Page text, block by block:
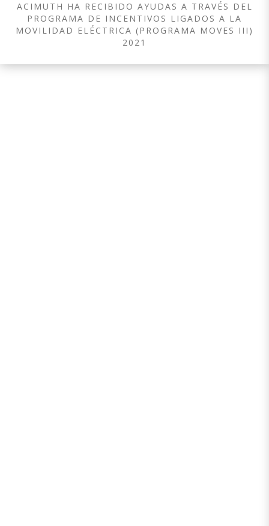
ACIMUTH HA RECIBIDO AYUDAS A TRAVÉS DEL
PROGRAMA DE INCENTIVOS LIGADOS A LA
MOVILIDAD ELÉCTRICA (PROGRAMA MOVES III)
2021